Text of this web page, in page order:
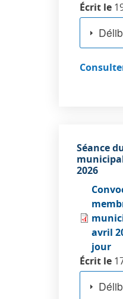
Écrit le
Séance
2026
avril
jour
Écrit le